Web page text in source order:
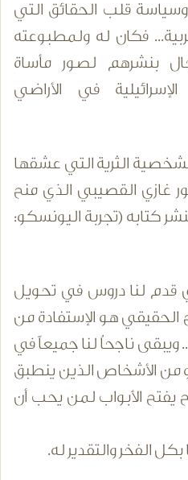
وسياسة قلب الحقائق التي
فكان له ولمطبوعته
بنشرهم لصور مأساة
في الأراضي
الثرية التي عشقها
غازي القصيبي الذي منح
كتابه (تجربة اليونسكو:
قدم لنا دروس في تحويل
الحقيقي هو الإستفادة من
ويبقى ناجحاُ لنا جميعاً في
الأشخاص الذين ينطبق
يفتح الأبواب لمن يحب أن
الفخر والتقدير له.